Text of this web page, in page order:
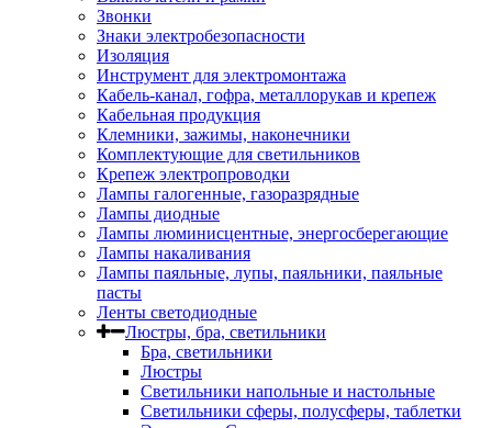
Звонки
Знаки электробезопасности
Изоляция
Инструмент для электромонтажа
Кабель-канал, гофра, металлорукав и крепеж
Кабельная продукция
Клемники, зажимы, наконечники
Комплектующие для светильников
Крепеж электропроводки
Лампы галогенные, газоразрядные
Лампы диодные
Лампы люминисцентные, энергосберегающие
Лампы накаливания
Лампы паяльные, лупы, паяльники, паяльные
пасты
Ленты светодиодные
Люстры, бра, светильники
Бра, светильники
Люстры
Светильники напольные и настольные
Светильники сферы, полусферы, таблетки